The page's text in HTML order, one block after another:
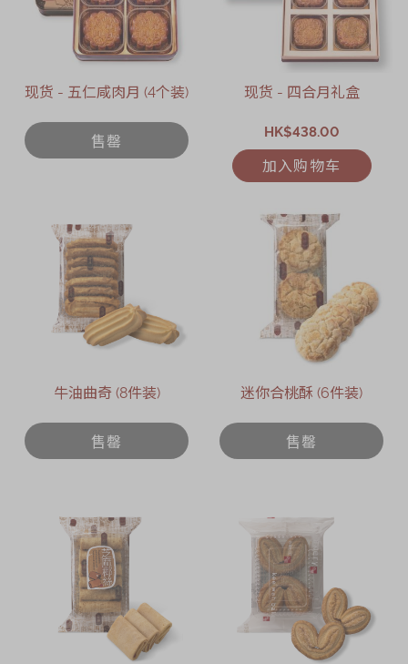
现货 - 五仁咸肉月 (4个装)
售罄
现货 - 四合月礼盒
HK$438.00
加入购物车
牛油曲奇 (8件装)
售罄
迷你合桃酥 (6件装)
售罄